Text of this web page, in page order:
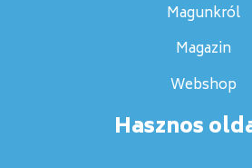
Magunkról
Magazin
Webshop
Hasznos